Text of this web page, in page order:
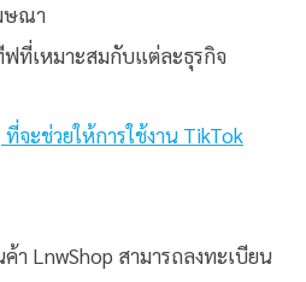
ษณา
ฟที่เหมาะสมกับแต่ละธุรกิจ
จะช่วยให้การใช้งาน TikTok
า LnwShop สามารถลงทะเบียน